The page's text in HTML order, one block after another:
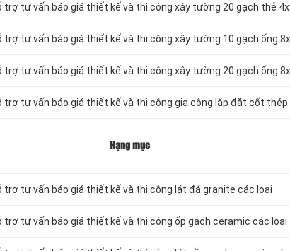
trợ tư vấn báo giá thiết kế và thi công xây tường 20 gạch thẻ
trợ tư vấn báo giá thiết kế và thi công xây tường 10 gạch ống
trợ tư vấn báo giá thiết kế và thi công xây tường 20 gạch ống
trợ tư vấn báo giá thiết kế và thi công gia công lắp đặt cốt thép
Hạng mục
trợ tư vấn báo giá thiết kế và thi công lát đá granite các loại
trợ tư vấn báo giá thiết kế và thi công ốp gạch ceramic các loại